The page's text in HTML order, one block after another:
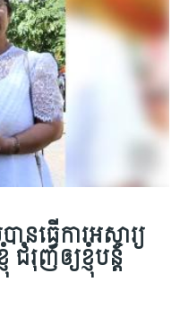
ធ្វើការអស្ចារ្យ
ជំរុញឲ្យខ្ញុំបន្ត